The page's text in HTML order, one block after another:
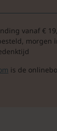
vanaf €
morgen
is de